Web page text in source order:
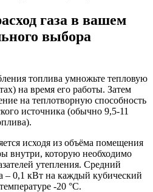
газа в вашем
выбора
топлива умножьте тепловую
на время его работы. Затем
на теплотворную способность
источника (обычно 9,5-11
исходя из объёма помещения
внутри, которую необходимо
утепления. Средний
– 0,1 кВт на каждый кубический
-20 °C.